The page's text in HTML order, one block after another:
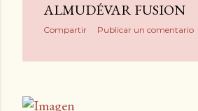
ALMUDÉVAR FUSION
Compartir Publicar un comentario